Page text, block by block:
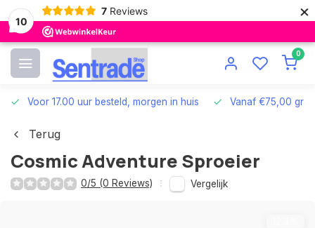
10
7 Reviews ×
0
Voor 17.00 uur besteld, morgen in huis Vanaf €75,00
Terug
Cosmic Adventure Sproeier
0/5 (0 Reviews) Vergelijk